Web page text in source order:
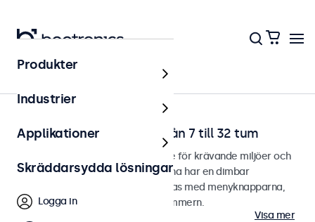
Touchskärmar
Dimbara touchskärmar från 7 till 32 tum
Dimbara touchskärmar designade för krävande miljöer och
kontinuerlig användning. Skärmarna har en dimbar
bakgrundsbelysning och kan dimras med menyknapparna,
fjärrkontrollen eller den valfria dimmern.
Visa mer
Produkter
Industrier
Applikationer
Skräddarsydda lösningar
Logga in